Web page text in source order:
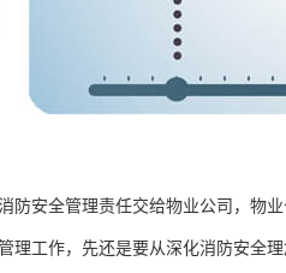
防安全管理责任交给物业公司，物
理工作，先还是要从深化消防安全